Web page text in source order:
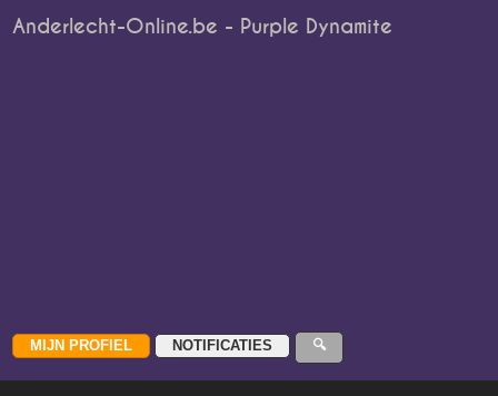
Anderlecht-Online.be - Purple Dynamite